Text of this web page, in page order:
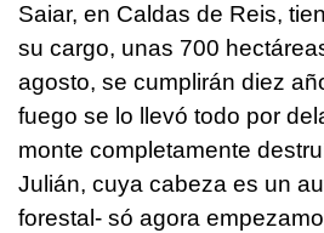
Saiar, en Caldas de Reis,
su cargo, unas 700
agosto, se cumplirán diez
fuego se lo llevó todo por
monte completamente
Julián, cuya cabeza es un
forestal- só agora